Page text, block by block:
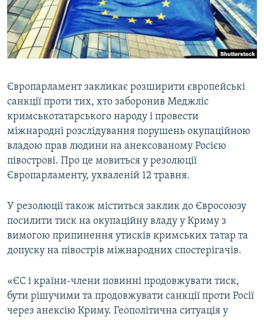
ВІДЕОУРОКИ «ELIFBE»
СВІДЧЕННЯ ОКУПАЦІЇ
УКРАЇНСЬКА ПРОБЛЕМА КРИМУ
Русский
Qırımtatar
Усі сайти RFE/RL
Європарламент закликає розширити європейські
санкції проти тих, хто заборонив Меджліс
кримськотатарського народу і провести
міжнародні розслідування порушень окупаційною
владою прав людини на анексованому Росією
півострові. Про це мовиться у резолюції
Європарламенту, ухваленій 12 травня.
У резолюції також міститься заклик до Євросоюзу
посилити тиск на окупаційну владу у Криму з
вимогою припинення утисків кримських татар та
допуску на півострів міжнародних спостерігачів.
«ЄС і країни-члени повинні продовжувати тиск,
бути рішучими та продовжувати санкції проти Росії
через анексію Криму. Геополітична ситуація у